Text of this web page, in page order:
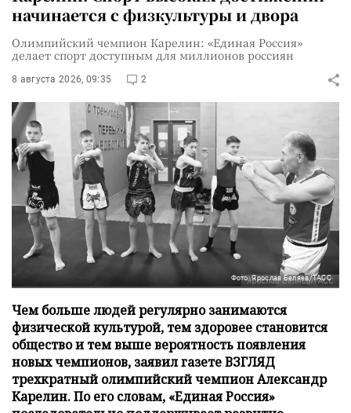
начинается с физкультуры и двора
Олимпийский чемпион Карелин: «Единая Россия»
делает спорт доступным для миллионов россиян
8 августа 2026, 09:35 2
Фото: Ярослав Беляев/ТАСС
Чем больше людей регулярно занимаются
физической культурой, тем здоровее становится
общество и тем выше вероятность появления
новых чемпионов, заявил газете ВЗГЛЯД
трехкратный олимпийский чемпион Александр
Карелин. По его словам, «Единая Россия»